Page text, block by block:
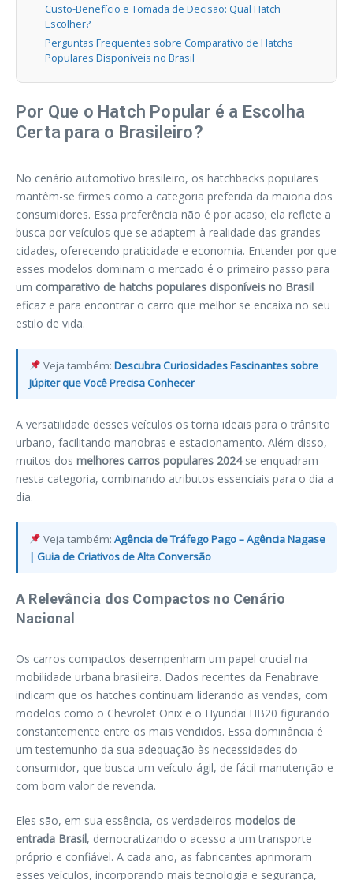
Custo-Benefício e Tomada de Decisão: Qual Hatch
Escolher?
Perguntas Frequentes sobre Comparativo de Hatchs
Populares Disponíveis no Brasil
Por Que o Hatch Popular é a Escolha
Certa para o Brasileiro?
No cenário automotivo brasileiro, os hatchbacks populares
mantêm-se firmes como a categoria preferida da maioria dos
consumidores. Essa preferência não é por acaso; ela reflete a
busca por veículos que se adaptem à realidade das grandes
cidades, oferecendo praticidade e economia. Entender por que
esses modelos dominam o mercado é o primeiro passo para
um comparativo de hatchs populares disponíveis no Brasil
eficaz e para encontrar o carro que melhor se encaixa no seu
estilo de vida.
Veja também:Descubra Curiosidades Fascinantes sobre
Júpiter que Você Precisa Conhecer
A versatilidade desses veículos os torna ideais para o trânsito
urbano, facilitando manobras e estacionamento. Além disso,
muitos dos melhores carros populares 2024se enquadram
nesta categoria, combinando atributos essenciais para o dia a
dia.
Veja também:Agência de Tráfego Pago – Agência Nagase
| Guia de Criativos de Alta Conversão
A Relevância dos Compactos no Cenário
Nacional
Os carros compactos desempenham um papel crucial na
mobilidade urbana brasileira. Dados recentes da Fenabrave
indicam que os hatches continuam liderando as vendas, com
modelos como o Chevrolet Onix e o Hyundai HB20 figurando
constantemente entre os mais vendidos. Essa dominância é
um testemunho da sua adequação às necessidades do
consumidor, que busca um veículo ágil, de fácil manutenção e
com bom valor de revenda.
Eles são, em sua essência, os verdadeiros modelos de
entrada Brasil, democratizando o acesso a um transporte
próprio e confiável. A cada ano, as fabricantes aprimoram
esses veículos, incorporando mais tecnologia e segurança,